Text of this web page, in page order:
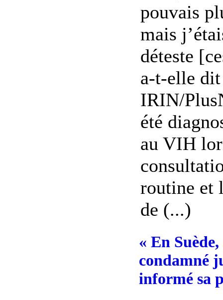
pouvais
mais
déteste
a-t-elle
IRIN/
été
au VIH
routine et
de (...)
« En
condamné
informé sa